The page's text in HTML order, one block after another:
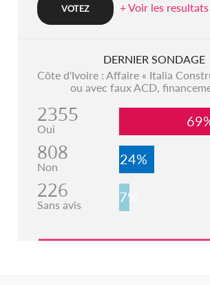
+ Voir les resultats
DERNIER SONDAGE
Côte d'Ivoire : Affaire « Italia
ou avec faux ACD,
2355
Oui
808
Non 24%
226
Sans avis 7%